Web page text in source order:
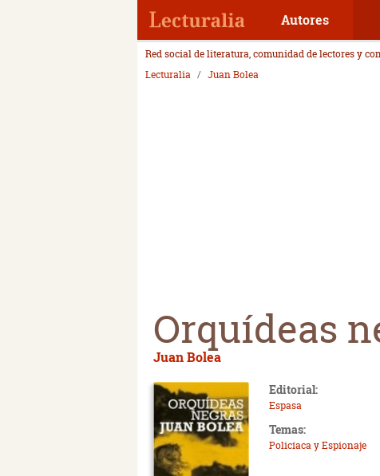
Autores
Red social de literatura, comunidad de lectores y
Lecturalia
Juan Bolea
Orquídeas
Juan Bolea
Editorial:
Espasa
Temas:
Policíaca y Espionaje